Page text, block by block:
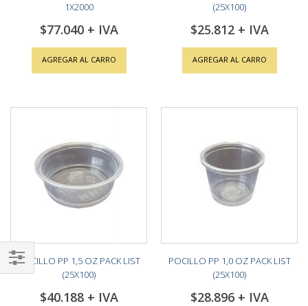
1X2000
$77.040
AGREGAR AL CARRO
(25X100)
$25.812
AGREGAR AL CARRO
POCILLO PP 1,5 OZ PACK LIST
(25X100)
$40.188
POCILLO PP 1,0 OZ PACK LIST
(25X100)
$28.896
Shop